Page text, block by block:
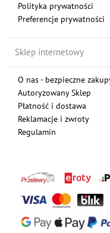
Polityka prywatności
Preferencje prywatności
Sklep internetowy
O nas - bezpieczne
Autoryzowany Sklep
Płatność i dostawa
Reklamacje i zwroty
Regulamin